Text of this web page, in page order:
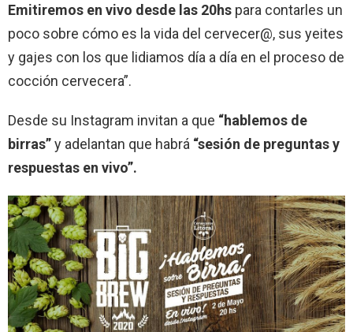
Emitiremos en vivo desde las 20hs para contarles un
poco sobre cómo es la vida del cervecer@, sus yeites
y gajes con los que lidiamos día a día en el proceso de
cocción cervecera”.
Desde su Instagram invitan a que “hablemos de
birras”y adelantan que habrá “sesión de preguntas y
respuestas en vivo”.